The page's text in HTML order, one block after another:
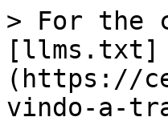
> For the
[llms.txt]
(https://
vindo-a-